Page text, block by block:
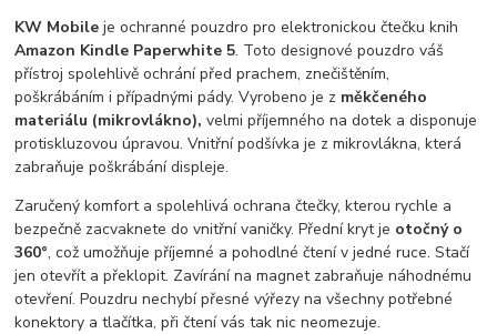
KW Mobile je ochranné pouzdro pro elektronickou čtečku knih
Amazon Kindle Paperwhite 5. Toto designové pouzdro váš
přístroj spolehlivě ochrání před prachem, znečištěním,
poškrábáním i případnými pády. Vyrobeno je z měkčeného
materiálu (mikrovlákno), velmi příjemného na dotek a disponuje
protiskluzovou úpravou. Vnitřní podšívka je z mikrovlákna, která
zabraňuje poškrábání displeje.
Zaručený komfort a spolehlivá ochrana čtečky, kterou rychle a
bezpečně zacvaknete do vnitřní vaničky. Přední kryt je otočný o
360°, což umožňuje příjemné a pohodlné čtení v jedné ruce. Stačí
jen otevřít a překlopit. Zavírání na magnet zabraňuje náhodnému
otevření. Pouzdru nechybí přesné výřezy na všechny potřebné
konektory a tlačítka, při čtení vás tak nic neomezuje.